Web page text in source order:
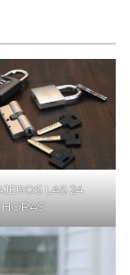
LAS 24
HORAS